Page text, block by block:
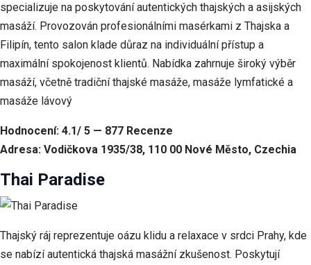
specializuje na poskytování autentických thajských a asijských
masáží. Provozován profesionálními masérkami z Thajska a
Filipín, tento salon klade důraz na individuální přístup a
maximální spokojenost klientů. Nabídka zahrnuje široký výběr
masáží, včetně tradiční thajské masáže, masáže lymfatické a
masáže lávový
Hodnocení: 4.1/ 5 — 877 Recenze
Adresa: Vodičkova 1935/38, 110 00 Nové Město, Czechia
Thai Paradise
Thajský ráj reprezentuje oázu klidu a relaxace v srdci Prahy, kde
se nabízí autentická thajská masážní zkušenost. Poskytují
zájmů a chování
při návštěvě našich
stránek zvyšujete
šanci na zobrazení
personalizovaného
obsahu a nabídek.